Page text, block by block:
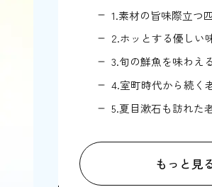
1.素材の旨味際立つ
2.ホッとする優しい
3.旬の鮮魚を味わえ
4.室町時代から続く
5.夏目漱石も訪れた
京都でミシュランの味
1.ミシュラン3つ星
もっと見